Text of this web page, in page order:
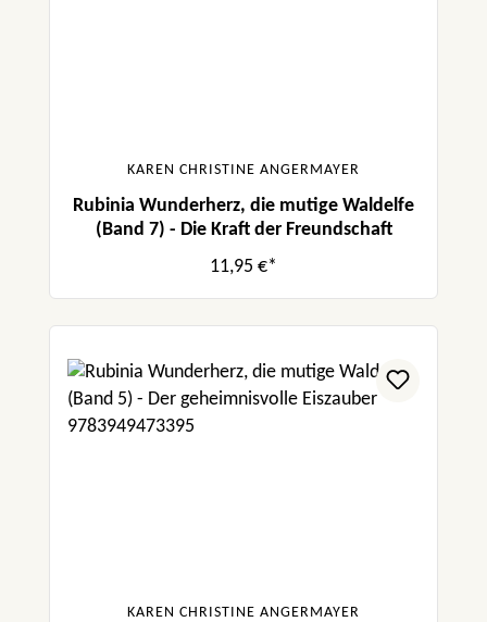
KAREN CHRISTINE ANGERMAYER
Rubinia Wunderherz, die mutige Waldelfe
(Band 7) - Die Kraft der Freundschaft
11,95 €*
KAREN CHRISTINE ANGERMAYER